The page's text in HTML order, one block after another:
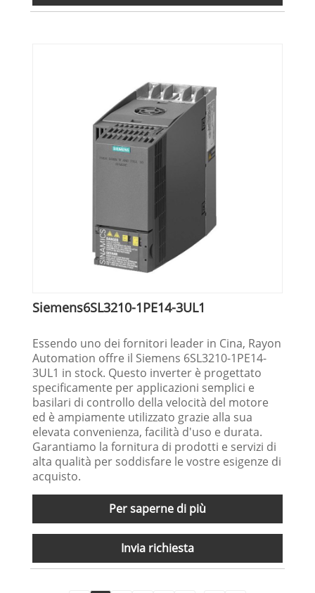
Siemens6SL3210-1PE14-3UL1
Essendo uno dei fornitori leader in Cina, Rayon
Automation offre il Siemens 6SL3210-1PE14-
3UL1 in stock. Questo inverter è progettato
specificamente per applicazioni semplici e
basilari di controllo della velocità del motore
ed è ampiamente utilizzato grazie alla sua
elevata convenienza, facilità d'uso e durata.
Garantiamo la fornitura di prodotti e servizi di
alta qualità per soddisfare le vostre esigenze di
acquisto.
Per saperne di più
Invia richiesta